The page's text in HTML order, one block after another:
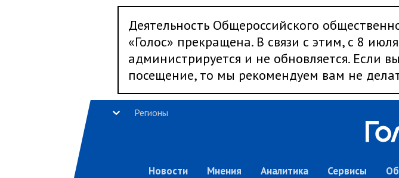
Деятельность Общероссийского
«Голос» прекращена. В связи с этим, с 8
администрируется и не обновляется. Если
посещение, то мы рекомендуем вам не
Регионы
Новости Мнения Аналитика Сервисы